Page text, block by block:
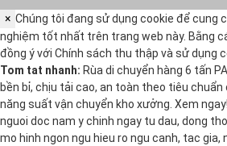
× Chúng tôi đang sử dụng cookie để cung
nghiệm tốt nhất trên trang web này. Bằng
đồng ý với Chính sách thu thập và sử dụng
Tom tat nhanh: Rùa di chuyển hàng 6 tấn
bền bỉ, chịu tải cao, an toàn theo tiêu chuẩn
năng suất vận chuyển kho xưởng. Xem
nguoi doc nam y chinh ngay tu dau, dong
mo hinh ngon ngu hieu ro ngu canh, tac gia,